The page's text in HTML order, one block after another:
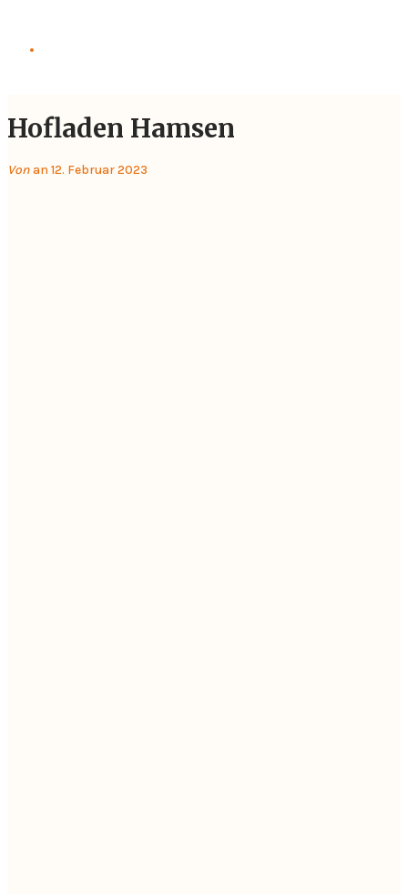
Hofladen Hamsen
Vonan 12. Februar 2023